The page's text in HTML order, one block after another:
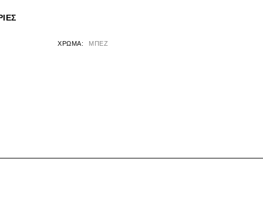
ΧΡΏΜΑ ΜΠΕΖ